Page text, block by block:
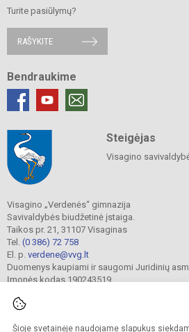
Šioje svetainėje naudojame slapukus
Turite pasiūlymų?
RAŠYKITE
Bendraukime
Steigėjas
Visagino
Visagino „Verdenės“ gimnazija
Savivaldybės biudžetinė įstaiga.
Taikos pr. 21, 31107 Visaginas
Tel. (0 386) 72 758
El. p. verdene@vvg.lt
Duomenys kaupiami ir saugomi Juridinių
Įmonės kodas 190243519
© 2022. Visagino „Verdenės“ gimnazija.